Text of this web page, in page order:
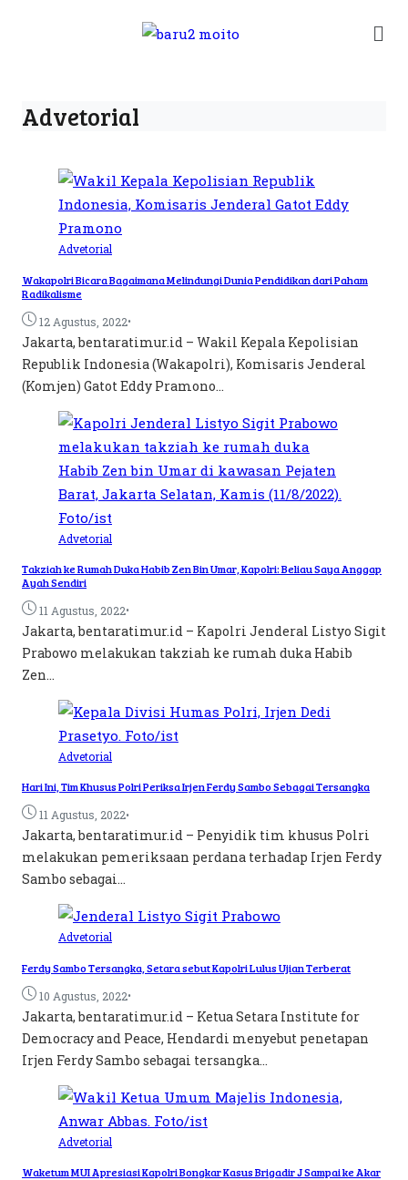
Advetorial
Advetorial
Wakapolri Bicara Bagaimana Melindungi Dunia Pendidikan dari Paham
Radikalisme
12 Agustus, 2022•
Jakarta, bentaratimur.id – Wakil Kepala Kepolisian
Republik Indonesia (Wakapolri), Komisaris Jenderal
(Komjen) Gatot Eddy Pramono...
Advetorial
Takziah ke Rumah Duka Habib Zen Bin Umar, Kapolri: Beliau Saya Anggap
Ayah Sendiri
11 Agustus, 2022•
Jakarta, bentaratimur.id – Kapolri Jenderal Listyo Sigit
Prabowo melakukan takziah ke rumah duka Habib
Zen...
Advetorial
Hari Ini, Tim Khusus Polri Periksa Irjen Ferdy Sambo Sebagai Tersangka
11 Agustus, 2022•
Jakarta, bentaratimur.id – Penyidik tim khusus Polri
melakukan pemeriksaan perdana terhadap Irjen Ferdy
Sambo sebagai...
Advetorial
Ferdy Sambo Tersangka, Setara sebut Kapolri Lulus Ujian Terberat
10 Agustus, 2022•
Jakarta, bentaratimur.id – Ketua Setara Institute for
Democracy and Peace, Hendardi menyebut penetapan
Irjen Ferdy Sambo sebagai tersangka...
Advetorial
Waketum MUI Apresiasi Kapolri Bongkar Kasus Brigadir J Sampai ke Akar